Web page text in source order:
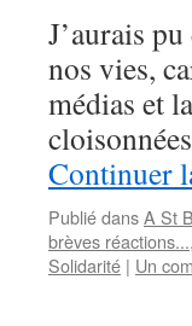
J’aurais
nos vies,
médias et
Continuer
Publié dansA St
brèves réactions...,
Solidarité | Un